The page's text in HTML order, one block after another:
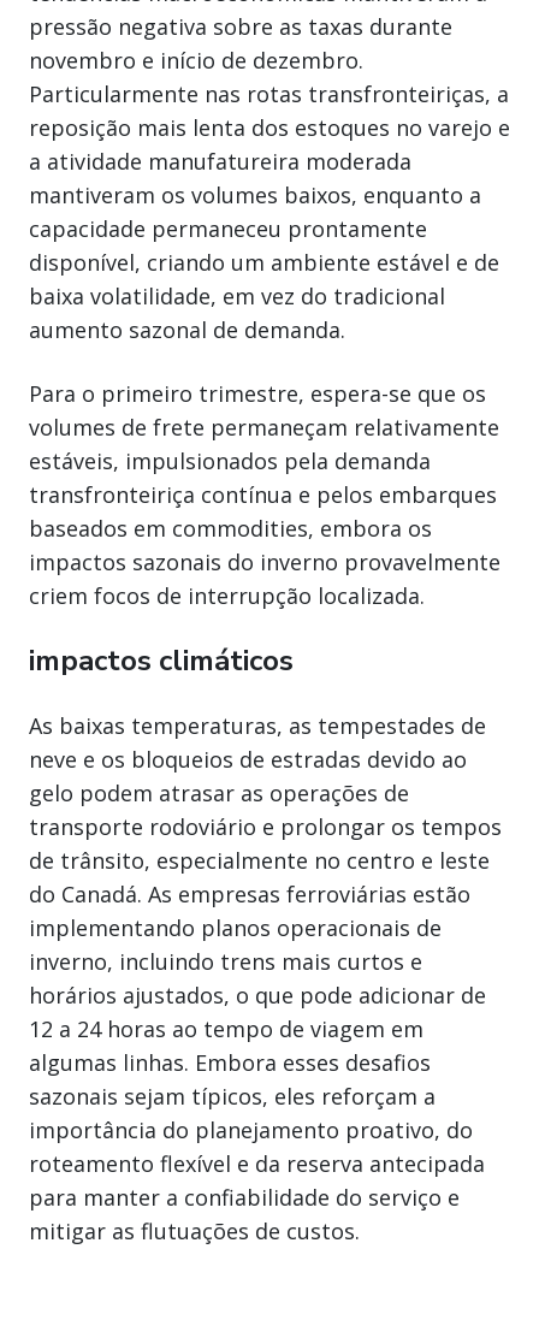
pressão negativa sobre as taxas durante
novembro e início de dezembro.
Particularmente nas rotas transfronteiriças, a
reposição mais lenta dos estoques no varejo e
a atividade manufatureira moderada
mantiveram os volumes baixos, enquanto a
capacidade permaneceu prontamente
disponível, criando um ambiente estável e de
baixa volatilidade, em vez do tradicional
aumento sazonal de demanda.
Para o primeiro trimestre, espera-se que os
volumes de frete permaneçam relativamente
estáveis, impulsionados pela demanda
transfronteiriça contínua e pelos embarques
baseados em commodities, embora os
impactos sazonais do inverno provavelmente
criem focos de interrupção localizada.
impactos climáticos
As baixas temperaturas, as tempestades de
neve e os bloqueios de estradas devido ao
gelo podem atrasar as operações de
transporte rodoviário e prolongar os tempos
de trânsito, especialmente no centro e leste
do Canadá. As empresas ferroviárias estão
implementando planos operacionais de
inverno, incluindo trens mais curtos e
horários ajustados, o que pode adicionar de
12 a 24 horas ao tempo de viagem em
algumas linhas. Embora esses desafios
sazonais sejam típicos, eles reforçam a
importância do planejamento proativo, do
roteamento flexível e da reserva antecipada
para manter a confiabilidade do serviço e
mitigar as flutuações de custos.